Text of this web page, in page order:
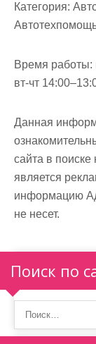
Категория:
Время работы:
вт-чт
Данная
сайта в
является
информацию
не несет.
Поиск по